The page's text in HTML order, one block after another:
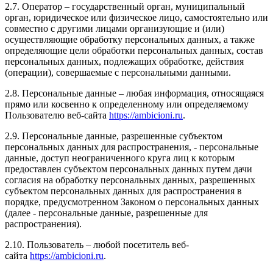
2.7. Оператор – государственный орган, муниципальный
орган, юридическое или физическое лицо, самостоятельно или
совместно с другими лицами организующие и (или)
осуществляющие обработку персональных данных, а также
определяющие цели обработки персональных данных, состав
персональных данных, подлежащих обработке, действия
(операции), совершаемые с персональными данными.
2.8. Персональные данные – любая информация, относящаяся
прямо или косвенно к определенному или определяемому
Пользователю веб-сайта https://ambicioni.ru.
2.9. Персональные данные, разрешенные субъектом
персональных данных для распространения, - персональные
данные, доступ неограниченного круга лиц к которым
предоставлен субъектом персональных данных путем дачи
согласия на обработку персональных данных, разрешенных
субъектом персональных данных для распространения в
порядке, предусмотренном Законом о персональных данных
(далее - персональные данные, разрешенные для
распространения).
2.10. Пользователь – любой посетитель веб-
сайта https://ambicioni.ru.